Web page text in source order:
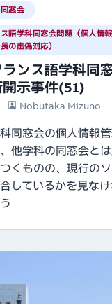
窓会
語学科同窓会問題（個人情
の虚偽対応）
ンス語学科同
示事件(51)
Nobutaka Mizuno
同窓会の個人情報
他学科の同窓会と
くものの、現行の
しているかを見な